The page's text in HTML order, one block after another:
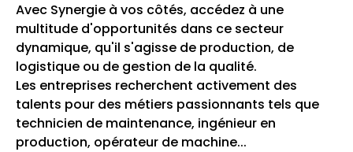
Avec Synergie à vos côtés, accédez à une
multitude d'opportunités dans ce secteur
dynamique, qu'il s'agisse de production, de
logistique ou de gestion de la qualité.
Les entreprises recherchent activement des
talents pour des métiers passionnants tels que
technicien de maintenance, ingénieur en
production, opérateur de machine...